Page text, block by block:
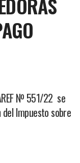
Nº 551/22 se
Impuesto sobre